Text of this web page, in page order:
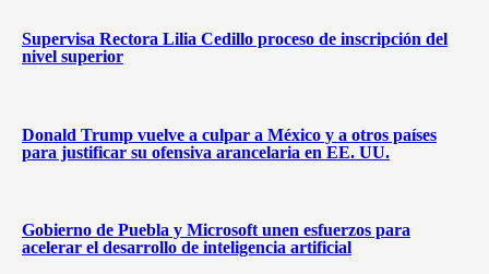
Supervisa Rectora Lilia Cedillo proceso de inscripción del
nivel superior
Donald Trump vuelve a culpar a México y a otros países
para justificar su ofensiva arancelaria en EE. UU.
Gobierno de Puebla y Microsoft unen esfuerzos para
acelerar el desarrollo de inteligencia artificial